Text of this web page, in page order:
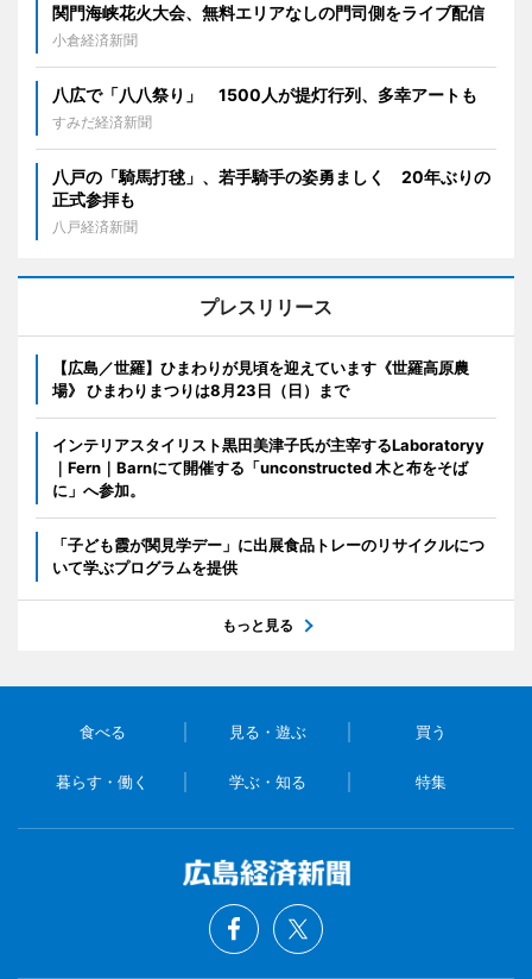
関門海峡花火大会、無料エリアなしの門司側をライブ配信
小倉経済新聞
八広で「八八祭り」 1500人が提灯行列、多幸アートも
すみだ経済新聞
八戸の「騎馬打毬」、若手騎手の姿勇ましく 20年ぶりの
正式参拝も
八戸経済新聞
プレスリリース
【広島／世羅】ひまわりが見頃を迎えています《世羅高原農
場》 ひまわりまつりは8月23日（日）まで
インテリアスタイリスト黒田美津子氏が主宰するLaboratoryy
｜Fern｜Barnにて開催する「unconstructed 木と布をそば
に」へ参加。
「子ども霞が関見学デー」に出展食品トレーのリサイクルにつ
いて学ぶプログラムを提供
もっと見る
食べる 見る・遊ぶ 買う
暮らす・働く 学ぶ・知る 特集